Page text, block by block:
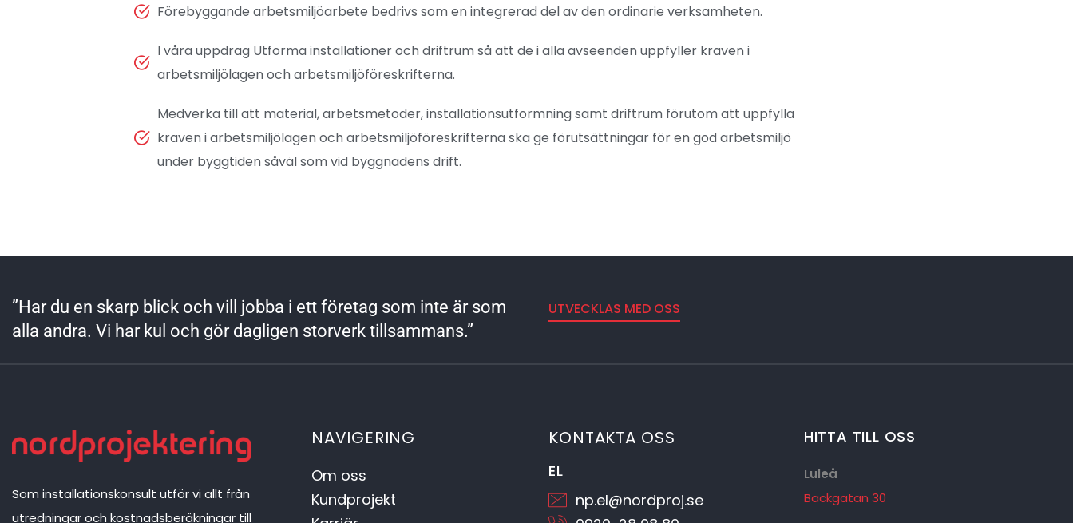
Förebyggande arbetsmiljöarbete bedrivs som en integrerad del av den ordinarie verksamheten.
I våra uppdrag Utforma installationer och driftrum så att de i alla avseenden uppfyller kraven i
arbetsmiljölagen och arbetsmiljöföreskrifterna.
Medverka till att material, arbetsmetoder, installationsutformning samt driftrum förutom att uppfylla
kraven i arbetsmiljölagen och arbetsmiljöföreskrifterna ska ge förutsättningar för en god arbetsmiljö
under byggtiden såväl som vid byggnadens drift.
”Har du en skarp blick och vill jobba i ett företag som inte är som
alla andra. Vi har kul och gör dagligen storverk tillsammans.”
UTVECKLAS MED OSS
Som installationskonsult utför vi allt från
utredningar och kostnadsberäkningar till
NAVIGERING
Om oss
Kundprojekt
KONTAKTA OSS
EL
np.el@nordproj.se
HITTA TILL OSS
Luleå
Backgatan 30